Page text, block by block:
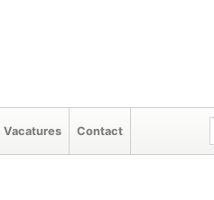
Vacatures Contact